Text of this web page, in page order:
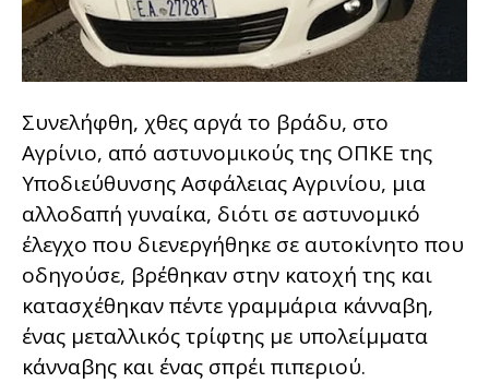
Συνελήφθη, χθες αργά το βράδυ, στο
Αγρίνιο, από αστυνομικούς της ΟΠΚΕ της
Υποδιεύθυνσης Ασφάλειας Αγρινίου, μια
αλλοδαπή γυναίκα, διότι σε αστυνομικό
έλεγχο που διενεργήθηκε σε αυτοκίνητο που
οδηγούσε, βρέθηκαν στην κατοχή της και
κατασχέθηκαν πέντε γραμμάρια κάνναβη,
ένας μεταλλικός τρίφτης με υπολείμματα
κάνναβης και ένας σπρέι πιπεριού.